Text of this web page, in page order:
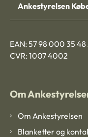
Ankestyrelsen
EAN: 57 98 000 35 48
CVR: 1007 4002
Om
Om Ankestyrelsen
Blanketter og